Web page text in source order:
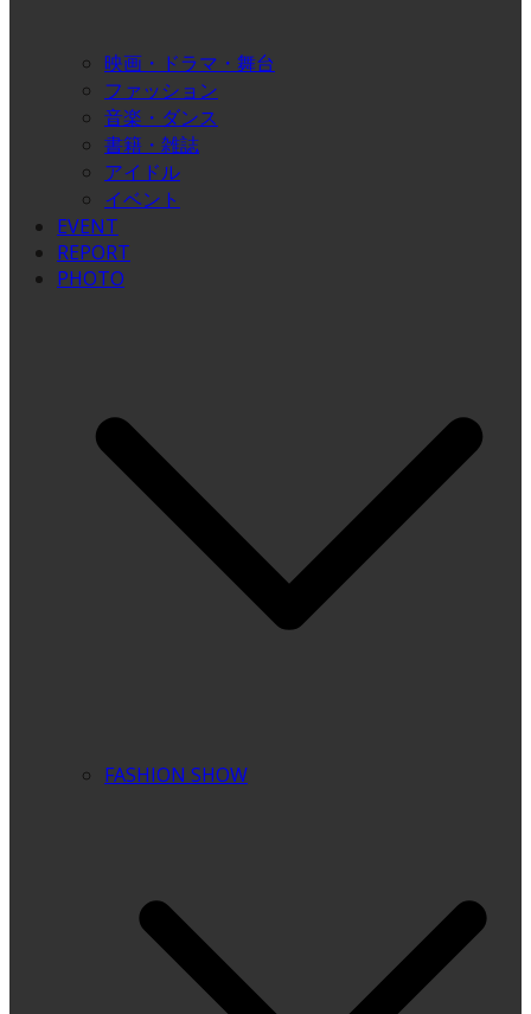
映画・ドラマ・舞台
ファッション
音楽・ダンス
書籍・雑誌
アイドル
イベント
EVENT
REPORT
PHOTO
FASHION SHOW